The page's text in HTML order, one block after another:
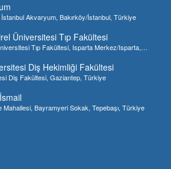
Akvaryum, Bakırköy/İstanbul, Türkiye
Üniversitesi Tıp Fakültesi
Tıp Fakültesi, Isparta Merkez/Isparta,
Diş Hekimliği Fakültesi
Diş Fakültesi, Gaziantep, Türkiye
Mahallesi, Bayramyeri Sokak, Tepebaşı, Türkiye